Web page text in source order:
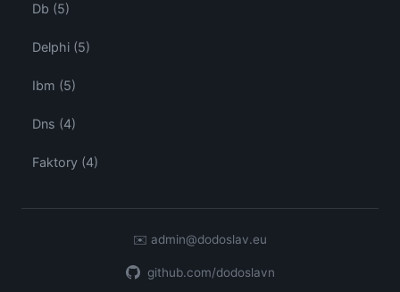
Db (5)
Delphi (5)
Ibm (5)
Dns (4)
Faktory (4)
✉️ admin@dodoslav.eu
github.com/dodoslavn